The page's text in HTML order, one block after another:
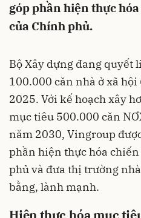
góp phần hiện thực
của Chính phủ.
Bộ Xây dựng đang quyết
100.000 căn nhà ở xã
2025. Với kế hoạch xây
mục tiêu 500.000 căn
năm 2030, Vingroup
phần hiện thực hóa
phủ và đưa thị trường
bằng, lành mạnh.
Hiện thực hóa mục